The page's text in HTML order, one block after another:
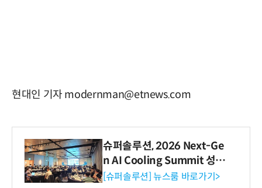
현대인 기자 modernman@etnews.com
슈퍼솔루션, 2026 Next-Ge
n AI Cooling Summit 성황
리 성료
[슈퍼솔루션] 뉴스룸 바로가기>